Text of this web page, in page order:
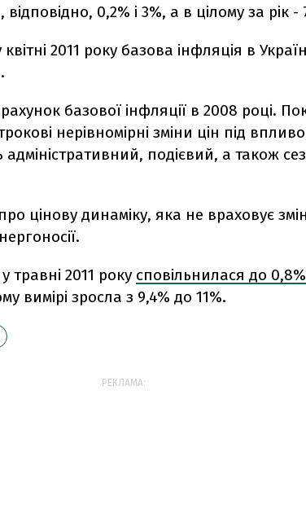
0,2% і 3%, а в цілому за рік -
2011 року базова інфляція в
базової інфляції в 2008 році.
нерівномірні зміни цін під
адміністративний, подієвий, а також
цінову динаміку, яка не враховує
травні 2011 року сповільнилася до 0,8%
вимірі зросла з 9,4% до 11%.
РЕКЛАМА: